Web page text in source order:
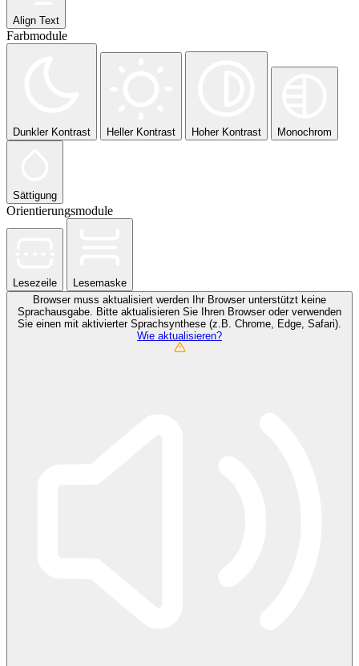
Align Text
Farbmodule
Dunkler Kontrast Heller Kontrast Hoher Kontrast Monochrom
Sättigung
Orientierungsmodule
Lesezeile
Lesemaske
Browser muss aktualisiert werden
Ihr Browser unterstützt keine
Sprachausgabe. Bitte aktualisieren Sie Ihren Browser oder verwenden
Sie einen mit aktivierter Sprachsynthese (z.B. Chrome, Edge, Safari).
Wie aktualisieren?